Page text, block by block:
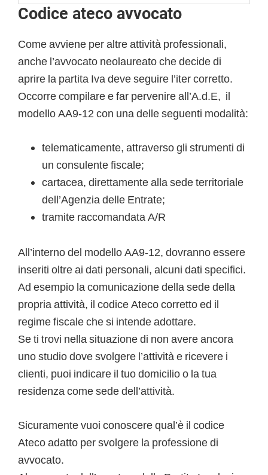
Codice ateco avvocato
Come avviene per altre attività professionali,
anche l’avvocato neolaureato che decide di
aprire la partita Iva deve seguire l’iter corretto.
Occorre compilare e far pervenire all’A.d.E, il
modello AA9-12 con una delle seguenti modalità:
telematicamente, attraverso gli strumenti di
un consulente fiscale;
cartacea, direttamente alla sede territoriale
dell’Agenzia delle Entrate;
tramite raccomandata A/R
All’interno del modello AA9-12, dovranno essere
inseriti oltre ai dati personali, alcuni dati specifici.
Ad esempio la comunicazione della sede della
propria attività, il codice Ateco corretto ed il
regime fiscale che si intende adottare.
Se ti trovi nella situazione di non avere ancora
uno studio dove svolgere l’attività e ricevere i
clienti, puoi indicare il tuo domicilio o la tua
residenza come sede dell’attività.
Sicuramente vuoi conoscere qual’è il codice
Ateco adatto per svolgere la professione di
avvocato.